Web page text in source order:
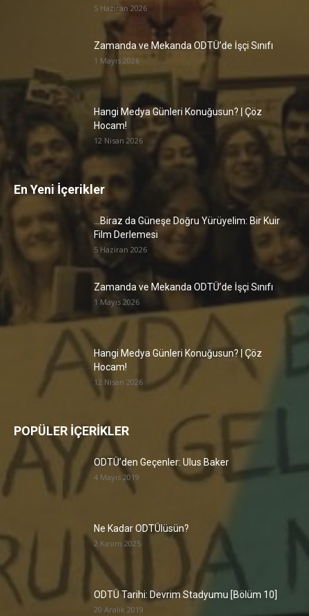
5 Haziran 2026
Zamanda ve Mekanda ODTÜ’de İşçi Sınıfı
1 Mayıs 2026
Hangi Medya Günleri Konuğusun? | Çöz
Hocam!
12 Nisan 2026
En Yeni İçerikler
…Biraz da Güneşe Doğru Yürüyelim: Bir Kuir
Film Derlemesi
5 Haziran 2026
Zamanda ve Mekanda ODTÜ’de İşçi Sınıfı
1 Mayıs 2026
Hangi Medya Günleri Konuğusun? | Çöz
Hocam!
12 Nisan 2026
POPÜLER İÇERİKLER
ODTÜ’den Geçenler: Ulus Baker
4 Mayıs 2019
Ne Kadar ODTÜlüsün?
2 Kasım 2025
ODTÜ Tarihi: Devrim Stadyumu [Bölüm 10]
20 Aralık 2019